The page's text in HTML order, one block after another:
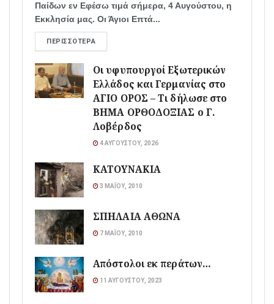
Παίδων εν Εφέσω τιμά σήμερα, 4 Αυγούστου, η
Εκκλησία μας. Οι Άγιοι Επτά...
ΠΕΡΙΣΣΌΤΕΡΑ
Οι υφυπουργοί Εξωτερικών
Ελλάδος και Γερμανίας στο
ΑΓΙΟ ΟΡΟΣ – Τι δήλωσε στο
ΒΗΜΑ ΟΡΘΟΔΟΞΙΑΣ ο Γ.
Λοβέρδος
4 ΑΥΓΟΎΣΤΟΥ, 2026
ΚΑΤΟΥΝΑΚΙΑ
3 ΜΑΪ́ΟΥ, 2010
ΣΠΗΛΑΙΑ ΑΘΩΝΑ
7 ΜΑΪ́ΟΥ, 2010
Απόστολοι εκ περάτων…
11 ΑΥΓΟΎΣΤΟΥ, 2023